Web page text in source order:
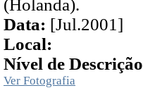
(Holanda).
Data: [Jul.2001]
Local:
Nível de
Ver Fotografia